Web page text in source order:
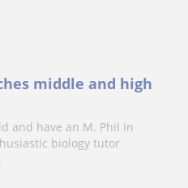
middle and high
and have an M. Phil in
biology tutor